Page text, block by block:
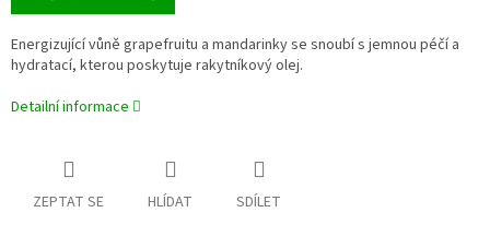
Energizující vůně grapefruitu a mandarinky se snoubí s jemnou péčí a
hydratací, kterou poskytuje rakytníkový olej.
Detailní informace
ZEPTAT SE HLÍDAT SDÍLET